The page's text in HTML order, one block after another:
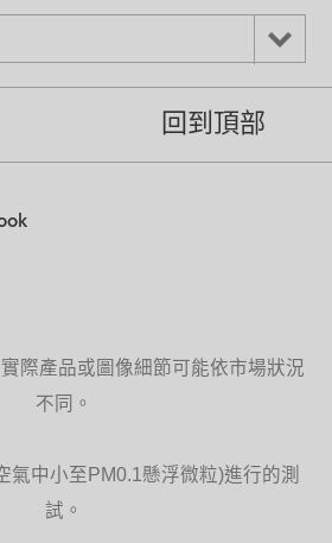
生的氣流經過
的溫暖氣流輸
氣流倍增器
的加熱控制。
其他產品一樣
回到頂部
際產品或圖像細節可能依市場狀況
不同。
氣中小至PM0.1懸浮微粒)進行的測
試。